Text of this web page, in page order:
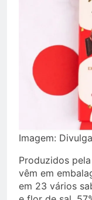
Imagem:
Produzidos
vêm em
em 23 vários